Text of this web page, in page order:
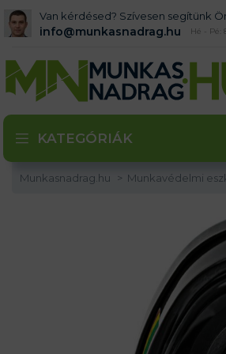
Van kérdésed? Szívesen segítünk
info@munkasnadrag.hu Hé - Pé:
KATEGÓRIÁK
Munkasnadrag.hu Munkavédelmi